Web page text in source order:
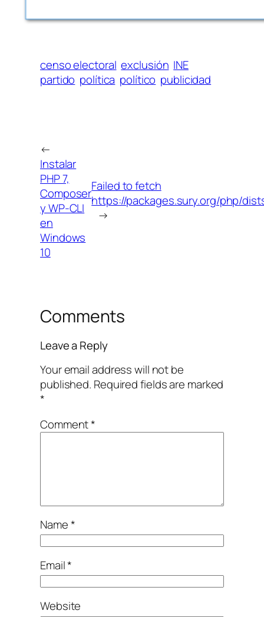
censo electoral exclusión INE
partido política político publicidad
←
Instalar
PHP 7,
Composer
y WP-CLI
en
Windows
10
Failed to fetch
https://packages.sury.org/php/
→
Comments
Leave a Reply
Your email address will not be
published. Required fields are marked
*
Comment*
Name*
Email*
Website